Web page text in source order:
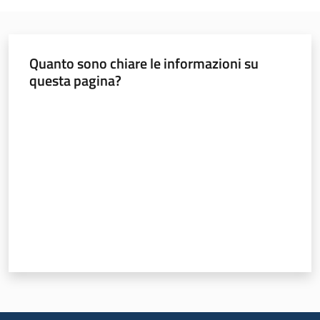
Servizi
Quanto sono chiare le informazioni su
questa pagina?